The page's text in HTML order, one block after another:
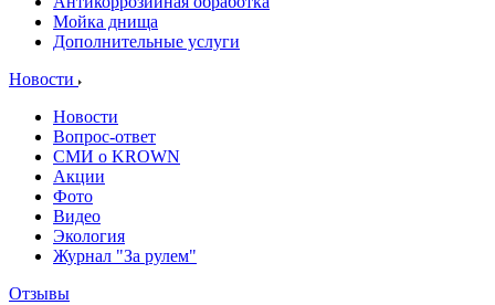
Мойка днища
Дополнительные услуги
Новости
Новости
Вопрос-ответ
СМИ о KROWN
Акции
Фото
Видео
Экология
Журнал "За рулем"
Отзывы